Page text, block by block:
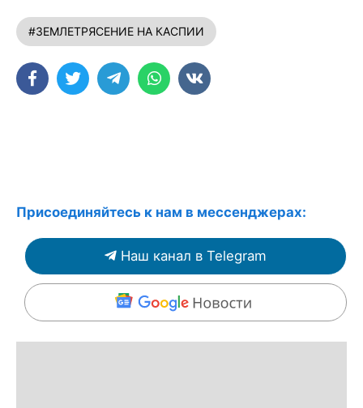
#ЗЕМЛЕТРЯСЕНИЕ НА КАСПИИ
Присоединяйтесь к нам в мессенджерах:
Наш канал в Telegram